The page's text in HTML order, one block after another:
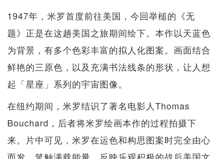
1947年，米罗首度前往美国，今回举槌的《无
题》正是在这趟美国之旅期间绘下。本作以天蓝色
为背景，有多个色彩丰富的拟人化图案。画面结合
鲜艳的三原色，以及充满书法线条的形状，让人想
起「星座」系列的宇宙图像。
在纽约期间，米罗结识了著名电影人Thomas
Bouchard，后者将米罗绘画本作的过程拍摄下
来。片中可见，米罗在运色和构思图案时完全由心